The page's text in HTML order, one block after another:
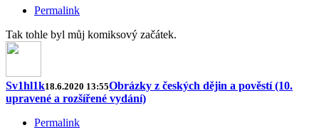
Permalink
Tak tohle byl můj komiksový začátek.
Sv1hl1k18.6.2020 13:55Obrázky z českých dějin a pověstí (10.
upravené a rozšířené vydání)
Permalink